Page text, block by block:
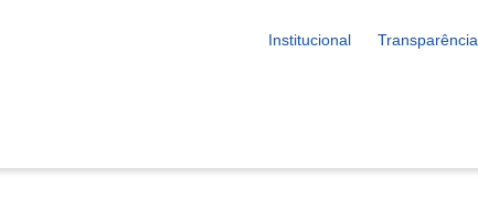
Institucional Transparência